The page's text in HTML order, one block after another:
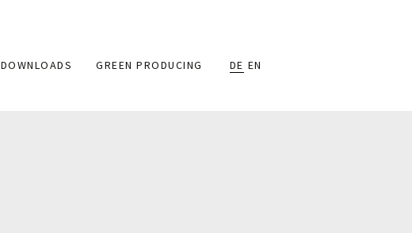
DOWNLOADS GREEN PRODUCING DE EN